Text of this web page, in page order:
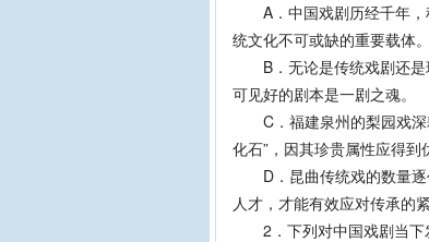
A．中国戏剧历经千年，
统文化不可或缺的重要载体。
B．无论是传统戏剧还是
可见好的剧本是一剧之魂。
C．福建泉州的梨园戏深
化石”，因其珍贵属性应得到
D．昆曲传统戏的数量逐
人才，才能有效应对传承的紧
2．下列对中国戏剧当下